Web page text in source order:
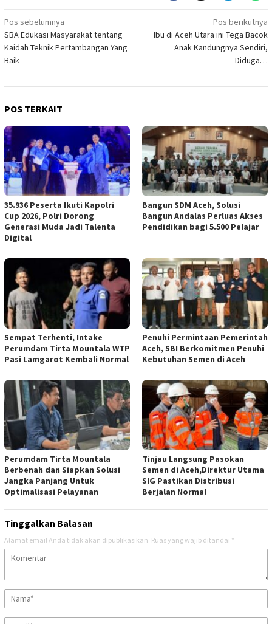
Navigasi
pos
Pos sebelumnya
SBA Edukasi Masyarakat tentang
Kaidah Teknik Pertambangan Yang
Baik
Pos berikutnya
Ibu di Aceh Utara ini Tega Bacok
Anak Kandungnya Sendiri,
Diduga…
POS TERKAIT
35.936 Peserta Ikuti Kapolri
Cup 2026, Polri Dorong
Generasi Muda Jadi Talenta
Digital
Bangun SDM Aceh, Solusi
Bangun Andalas Perluas Akses
Pendidikan bagi 5.500 Pelajar
Sempat Terhenti, Intake
Perumdam Tirta Mountala WTP
Pasi Lamgarot Kembali Normal
Penuhi Permintaan Pemerintah
Aceh, SBI Berkomitmen Penuhi
Kebutuhan Semen di Aceh
Perumdam Tirta Mountala
Berbenah dan Siapkan Solusi
Jangka Panjang Untuk
Optimalisasi Pelayanan
Tinjau Langsung Pasokan
Semen di Aceh,Direktur Utama
SIG Pastikan Distribusi
Berjalan Normal
Tinggalkan Balasan
Alamat email Anda tidak akan dipublikasikan. Ruas yang wajib ditandai *